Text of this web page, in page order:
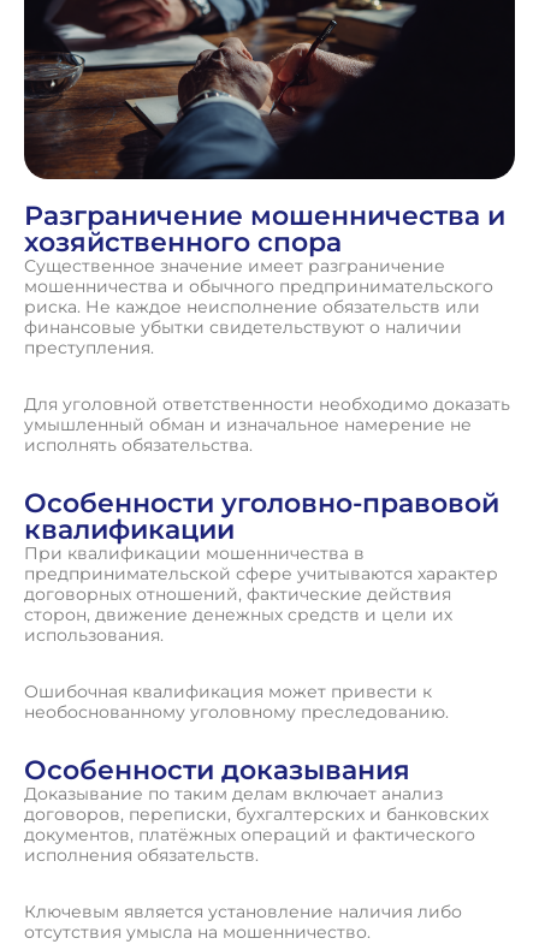
Разграничение мошенничества и
хозяйственного спора
Существенное значение имеет разграничение
мошенничества и обычного предпринимательского
риска. Не каждое неисполнение обязательств или
финансовые убытки свидетельствуют о наличии
преступления.
Для уголовной ответственности необходимо доказать
умышленный обман и изначальное намерение не
исполнять обязательства.
Особенности уголовно-правовой
квалификации
При квалификации мошенничества в
предпринимательской сфере учитываются характер
договорных отношений, фактические действия
сторон, движение денежных средств и цели их
использования.
Ошибочная квалификация может привести к
необоснованному уголовному преследованию.
Особенности доказывания
Доказывание по таким делам включает анализ
договоров, переписки, бухгалтерских и банковских
документов, платёжных операций и фактического
исполнения обязательств.
Ключевым является установление наличия либо
отсутствия умысла на мошенничество.